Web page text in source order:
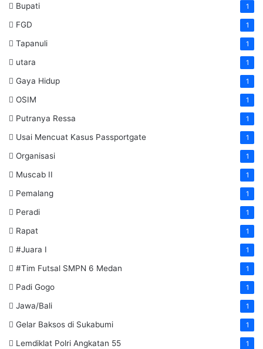
Bupati 1
FGD 1
Tapanuli 1
utara 1
Gaya Hidup 1
OSIM 1
Putranya Ressa 1
Usai Mencuat Kasus Passportgate 1
Organisasi 1
Muscab II 1
Pemalang 1
Peradi 1
Rapat 1
#Juara I 1
#Tim Futsal SMPN 6 Medan 1
Padi Gogo 1
Jawa/Bali 1
Gelar Baksos di Sukabumi 1
Lemdiklat Polri Angkatan 55 1